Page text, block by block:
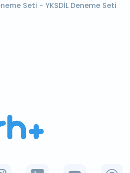
Seti - YKSDİL Deneme Seti